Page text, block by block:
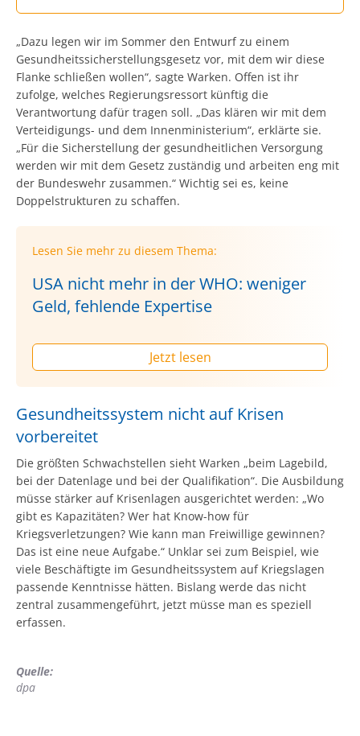
„Dazu legen wir im Sommer den Entwurf zu einem
Gesundheitssicherstellungsgesetz vor, mit dem wir diese
Flanke schließen wollen“, sagte Warken. Offen ist ihr
zufolge, welches Regierungsressort künftig die
Verantwortung dafür tragen soll. „Das klären wir mit dem
Verteidigungs- und dem Innenministerium“, erklärte sie.
„Für die Sicherstellung der gesundheitlichen Versorgung
werden wir mit dem Gesetz zuständig und arbeiten eng mit
der Bundeswehr zusammen.“ Wichtig sei es, keine
Doppelstrukturen zu schaffen.
Lesen Sie mehr zu diesem Thema:
USA nicht mehr in der WHO: weniger
Geld, fehlende Expertise
Jetzt lesen
Gesundheitssystem nicht auf Krisen
vorbereitet
Die größten Schwachstellen sieht Warken „beim Lagebild,
bei der Datenlage und bei der Qualifikation“. Die Ausbildung
müsse stärker auf Krisenlagen ausgerichtet werden: „Wo
gibt es Kapazitäten? Wer hat Know-how für
Kriegsverletzungen? Wie kann man Freiwillige gewinnen?
Das ist eine neue Aufgabe.“ Unklar sei zum Beispiel, wie
viele Beschäftigte im Gesundheitssystem auf Kriegslagen
passende Kenntnisse hätten. Bislang werde das nicht
zentral zusammengeführt, jetzt müsse man es speziell
erfassen.
Quelle:
dpa